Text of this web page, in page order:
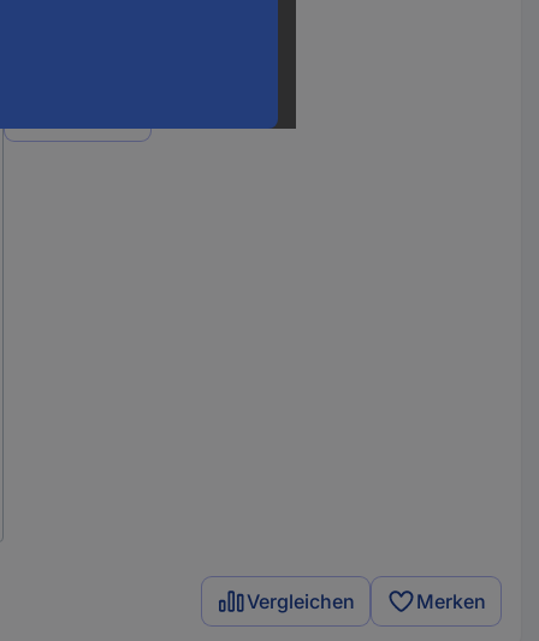
Vergleichen Merken